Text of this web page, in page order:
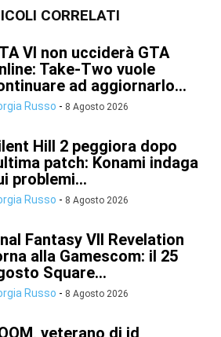
CORRELATI
VI non ucciderà GTA
Take-Two vuole
ad aggiornarlo...
Russo - 8 Agosto 2026
Hill 2 peggiora dopo
patch: Konami indaga
problemi...
Russo - 8 Agosto 2026
Fantasy VII Revelation
alla Gamescom: il 25
Square...
Russo - 8 Agosto 2026
veterano di id